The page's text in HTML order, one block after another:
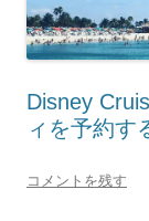
Disney
ィを予約す
コメントを残す